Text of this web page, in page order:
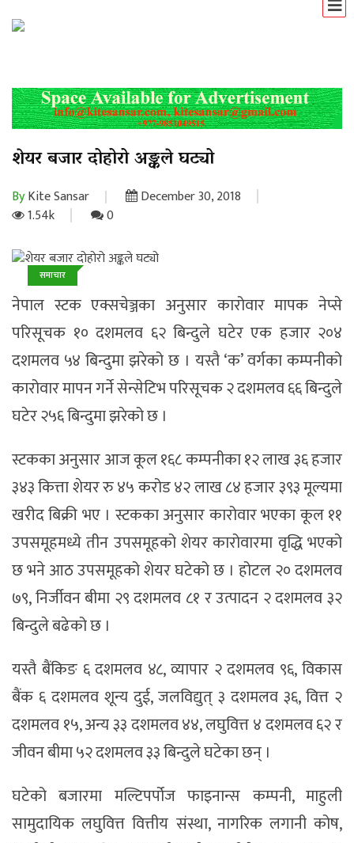
शेयर बजार दोहोरो अङ्कले घट्यो
ByKite Sansar
December 30, 2018
1.54k
0
समाचार
नेपाल स्टक एक्सचेञ्जका अनुसार कारोवार मापक नेप्से
परिसूचक १० दशमलव ६२ बिन्दुले घटेर एक हजार २०४
दशमलव ५४ बिन्दुमा झरेको छ । यस्तै ‘क’ वर्गका कम्पनीको
कारोवार मापन गर्ने सेन्सेटिभ परिसूचक २ दशमलव ६६ बिन्दुले
घटेर २५६ बिन्दुमा झरेको छ ।
स्टकका अनुसार आज कूल १६८ कम्पनीका १२ लाख ३६ हजार
३४३ कित्ता शेयर रु ४५ करोड ४२ लाख ८४ हजार ३९३ मूल्यमा
खरीद बिक्री भए । स्टकका अनुसार कारोवार भएका कूल ११
उपसमूहमध्ये तीन उपसमूहको शेयर कारोवारमा वृद्धि भएको
छ भने आठ उपसमूहको शेयर घटेको छ । होटल २० दशमलव
७९, निर्जीवन बीमा २९ दशमलव ८१ र उत्पादन २ दशमलव ३२
बिन्दुले बढेको छ ।
यस्तै बैंकिङ ६ दशमलव ४८, व्यापार २ दशमलव ९६, विकास
बैंक ६ दशमलव शून्य दुई, जलविद्युत् ३ दशमलव ३६, वित्त २
दशमलव १५, अन्य ३३ दशमलव ४४, लघुवित्त ४ दशमलव ६२ र
जीवन बीमा ५२ दशमलव ३३ बिन्दुले घटेका छन् ।
घटेको बजारमा मल्टिपर्पोज फाइनान्स कम्पनी, माहुली
सामुदायिक लघुवित्त वित्तीय संस्था, नागरिक लगानी कोष,